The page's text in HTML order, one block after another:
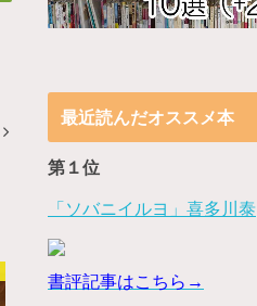
最近読んだオススメ本
第１位
「ソバニイルヨ」喜多川泰
書評記事はこちら→